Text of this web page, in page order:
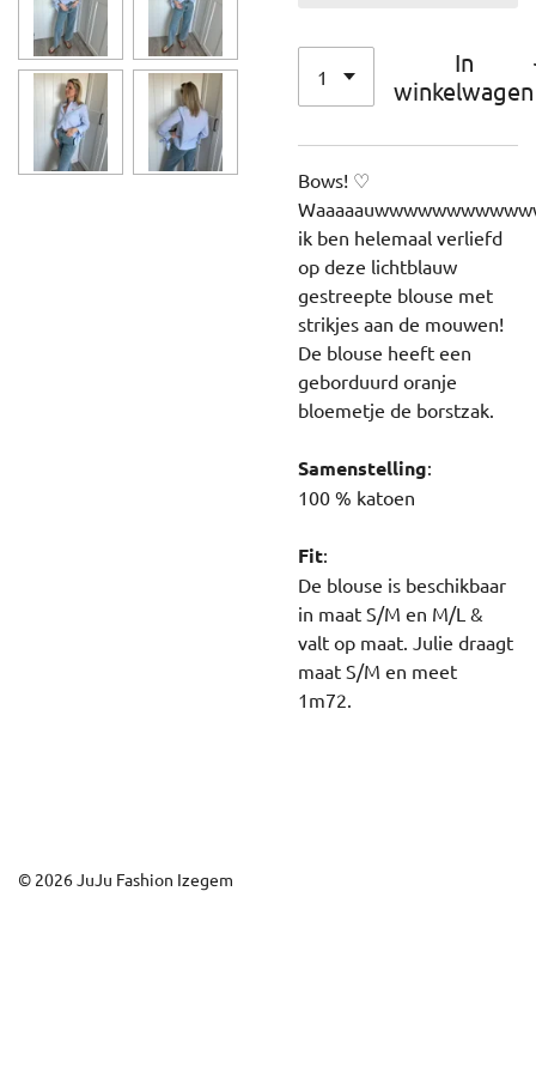
In
winkelwagen
Bows! ♡
ik ben helemaal verliefd
op deze lichtblauw
gestreepte blouse met
strikjes aan de mouwen!
De blouse heeft een
geborduurd oranje
bloemetje de borstzak.
Samenstelling:
100 % katoen
Fit:
De blouse is beschikbaar
in maat S/M en M/L &
valt op maat. Julie draagt
maat S/M en meet
1m72.
© 2026 JuJu Fashion Izegem